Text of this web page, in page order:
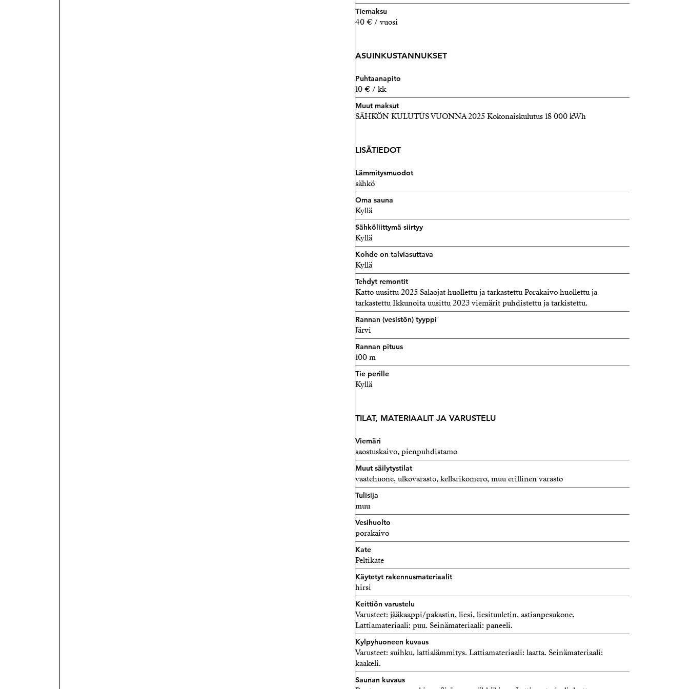
Tiemaksu
40 € / vuosi
ASUINKUSTANNUKSET
Puhtaanapito
10 € / kk
Muut maksut
SÄHKÖN KULUTUS VUONNA 2025 Kokonaiskulutus 18 000 kWh
LISÄTIEDOT
Lämmitysmuodot
sähkö
Oma sauna
Kyllä
Sähköliittymä siirtyy
Kyllä
Kohde on talviasuttava
Kyllä
Tehdyt remontit
Katto uusittu 2025 Salaojat huollettu ja tarkastettu Porakaivo huollettu ja
tarkastettu Ikkunoita uusittu 2023 viemärit puhdistettu ja tarkistettu.
Rannan (vesistön) tyyppi
Järvi
Rannan pituus
100 m
Tie perille
Kyllä
TILAT, MATERIAALIT JA VARUSTELU
Viemäri
saostuskaivo, pienpuhdistamo
Muut säilytystilat
vaatehuone, ulkovarasto, kellarikomero, muu erillinen varasto
Tulisija
muu
Vesihuolto
porakaivo
Kate
Peltikate
Käytetyt rakennusmateriaalit
hirsi
Keittiön varustelu
Varusteet: jääkaappi/pakastin, liesi, liesituuletin, astianpesukone.
Lattiamateriaali: puu. Seinämateriaali: paneeli.
Kylpyhuoneen kuvaus
Varusteet: suihku, lattialämmitys. Lattiamateriaali: laatta. Seinämateriaali:
kaakeli.
Saunan kuvaus